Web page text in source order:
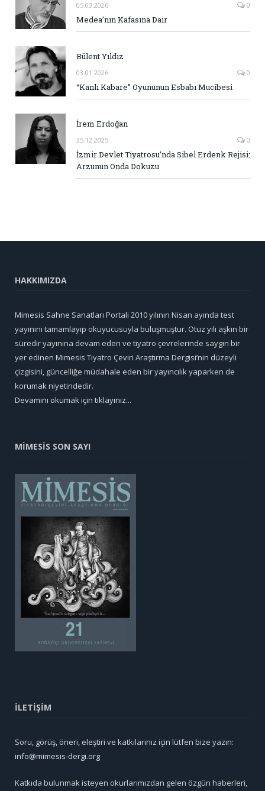
05.03.2026 0
Medea’nın Kafasına Dair
Bülent Yıldız
03.01.2026 0
“Kanlı Kabare” Oyununun Esbabı Mucibesi
İrem Erdoğan
25.12.2025 0
İzmir Devlet Tiyatrosu’nda Sibel Erdenk Rejisi:
Arzunun Onda Dokuzu
HAKKIMIZDA
Mimesis Sahne Sanatları Portali 2010 yılının Nisan ayında test
yayınını tamamlayıp okuyucusuyla buluşmuştur. Otuz yılı aşkın bir
süredir yayınına devam eden ve tiyatro çevrelerinde saygın bir
yer edinen Mimesis Tiyatro Çeviri Araştırma Dergisi’nin düzeyli
çizgisini, güncelliğe müdahale eden bir yayıncılık yaparken de
korumak niyetindedir.
Devamını okumak için tıklayınız...
MİMESİS SON SAYI
İLETİŞİM
Soru, görüş, öneri, eleştiri ve katkılarınız için lütfen bize yazın:
info@mimesis-dergi.org
Katkıda bulunmak isteyen okurlarımızdan gelen özgün haberleri,